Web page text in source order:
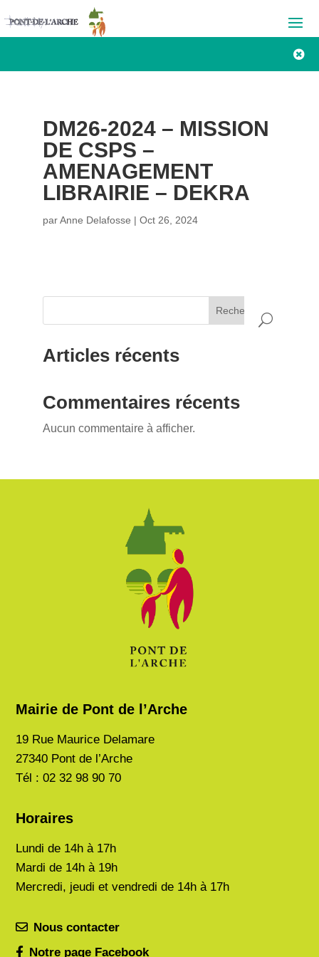

DM26-2024 – MISSION
DE CSPS –
AMENAGEMENT
LIBRAIRIE – DEKRA
parAnne Delafosse | Oct 26, 2024
Rechercher
Articles récents
Commentaires récents
Aucun commentaire à afficher.
Mairie de Pont de l’Arche
19 Rue Maurice Delamare
27340 Pont de l’Arche
Tél : 02 32 98 90 70
Horaires
Lundi de 14h à 17h
Mardi de 14h à 19h
Mercredi, jeudi et vendredi de 14h à 17h
Nous contacter
Notre page Facebook